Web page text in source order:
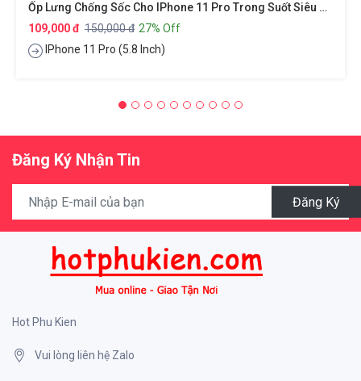
Ốp Lưng Chống Sốc Cho IPhone 11 Pro Trong Suốt Siêu Mỏng Hiệu X-Level Sparkling Series
109,000 đ 150,000 đ 27% Off
IPhone 11 Pro (5.8 Inch)
Đăng Ký Nhận Tin
Đăng Ký
Hot Phu Kien
Vui lòng liên hệ Zalo